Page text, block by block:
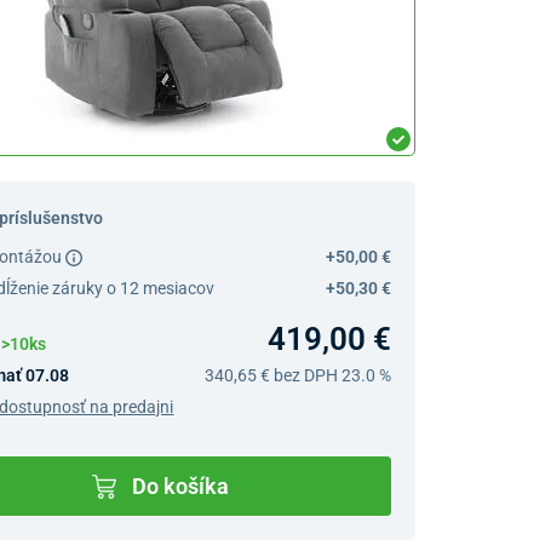
+50,00 €
záruky o 12 mesiacov
+50,30 €
419,00 €
07.08 340,65 € bez DPH 23.0 %
na predajni
Do košíka